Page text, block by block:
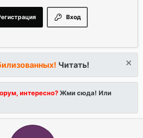
Вход
Читать!
интересно?Жми сюда! Или